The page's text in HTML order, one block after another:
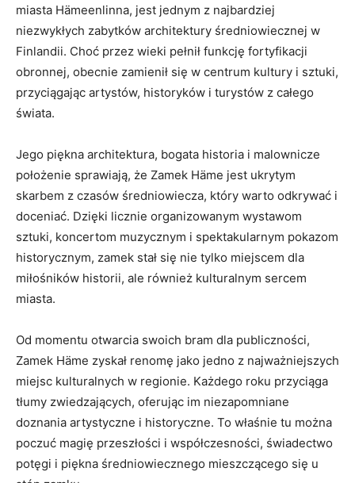
miasta‌ Hämeenlinna, jest jednym z najbardziej
niezwykłych zabytków architektury średniowiecznej w ​
Finlandii. Choć przez wieki pełnił funkcję‍ fortyfikacji​
obronnej, obecnie ​zamienił⁣ się w centrum kultury i sztuki,‍
przyciągając artystów, ‍historyków i turystów z całego
świata.
Jego piękna architektura, bogata historia i malownicze
położenie sprawiają, że Zamek ⁢Häme⁢ jest ukrytym
skarbem z czasów ​średniowiecza,⁢ który warto odkrywać i
doceniać. Dzięki licznie organizowanym wystawom
sztuki, ⁤koncertom muzycznym i spektakularnym pokazom
historycznym, ⁣zamek stał się nie tylko miejscem dla⁤
miłośników ​historii,‌ ale ‌również kulturalnym‍ sercem​
miasta.
Od momentu otwarcia ‌swoich bram dla publiczności,
Zamek Häme zyskał renomę jako ‌jedno z​ najważniejszych
miejsc kulturalnych w regionie. Każdego roku przyciąga
⁢tłumy zwiedzających, oferując ⁤im niezapomniane
⁢doznania artystyczne i‌ historyczne. To właśnie tu można
‍poczuć magię przeszłości‌ i współczesności, świadectwo
potęgi i piękna średniowiecznego mieszczącego się​ u